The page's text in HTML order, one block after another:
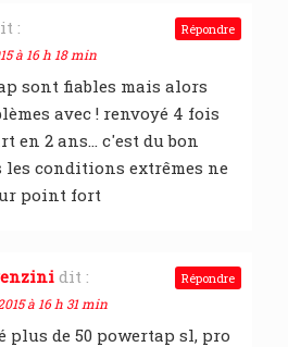
:
à 16 h 18 min
sont fiables mais alors
avec ! renvoyé 4 fois
en 2 ans… c'est du bon
les conditions extrêmes ne
point fort
Répondre
dit :
à 16 h 31 min
plus de 50 powertap sl, pro
Répondre